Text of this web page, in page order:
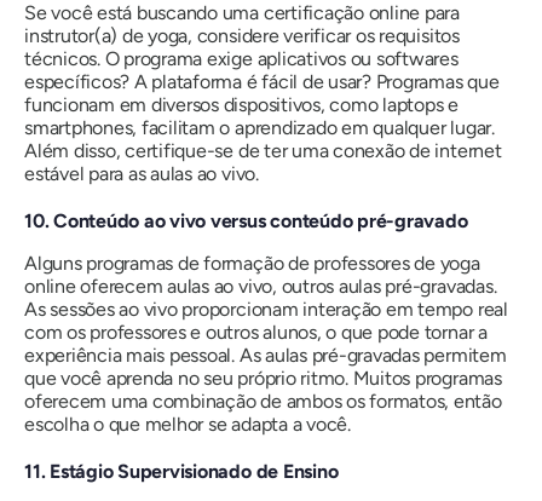
Se você está buscando uma certificação online para
instrutor(a) de yoga, considere verificar os requisitos
técnicos. O programa exige aplicativos ou softwares
específicos? A plataforma é fácil de usar? Programas que
funcionam em diversos dispositivos, como laptops e
smartphones, facilitam o aprendizado em qualquer lugar.
Além disso, certifique-se de ter uma conexão de internet
estável para as aulas ao vivo.
10. Conteúdo ao vivo versus conteúdo pré-gravado
Alguns programas de formação de professores de yoga
online oferecem aulas ao vivo, outros aulas pré-gravadas.
As sessões ao vivo proporcionam interação em tempo real
com os professores e outros alunos, o que pode tornar a
experiência mais pessoal. As aulas pré-gravadas permitem
que você aprenda no seu próprio ritmo. Muitos programas
oferecem uma combinação de ambos os formatos, então
escolha o que melhor se adapta a você.
11. Estágio Supervisionado de Ensino